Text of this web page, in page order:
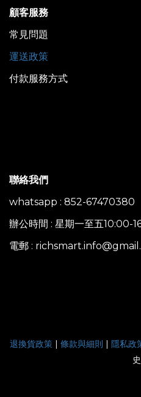
顧客服務
常見問題
運送政策
付款服務方式
聯絡我們
whatsapp : 852-67470380
辦公時間 : 星期一至五10:00-
電郵 :
退換貨政策 | 條款與細則 | 隱私政
史